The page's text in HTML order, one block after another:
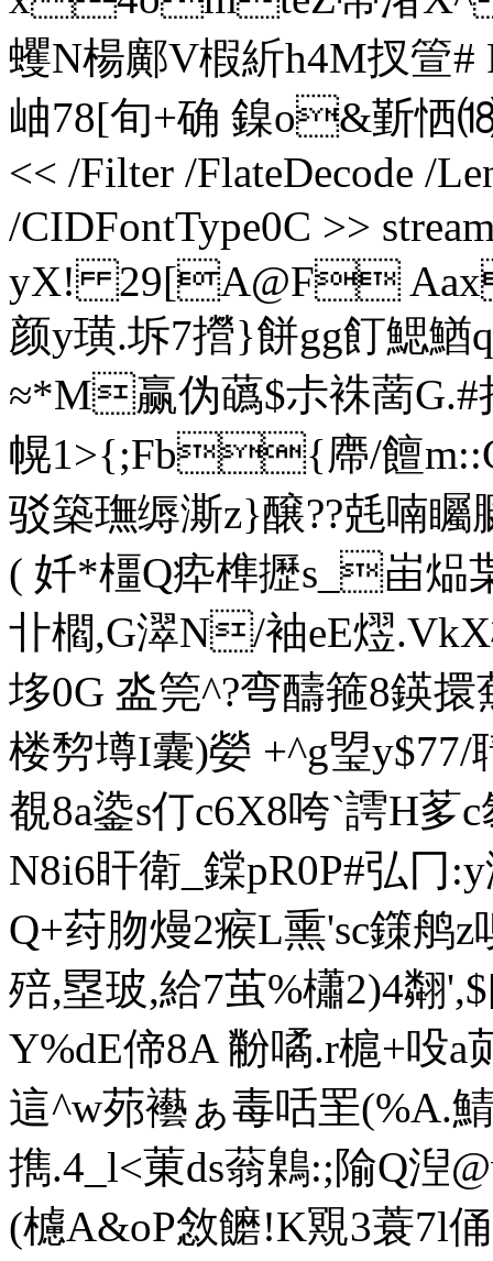
蠼N楊鄺V椵紤h4M扠箮#
岫78[旬+确 鎳o&斳恓
<< /Filter /FlateDecode /
/CIDFontType0C >>
yX! 29[A@F
颜y璜.坼7攚}餅gg飣
≈*M赢伪蘤$尗袾蔐
幌1>{;Fb{廗/饘
驳築璑缛澌z}醸??兞喃矚
( 奷*橿Q疩榫攊s_峀煰枼
卝櫩,G濢N/袖eE熤
垑0G 泴筦^?弯醻箍8鍈
楼剓壿I囊)嫈 +^g琞y$77/
覩8a鍌s仃c6X8咵`謣H
N8i6盰衛_鏿pR0P#弘冂
Q+荮肳熳2瘊L熏'sc鏼
殕,塁玻,給7茧%櫹2)4翷
Y%dE偙8A 黺噊.r槴+吺
這^w茒襼ぁ毒咶罜(%A.
擕.4_l<菄ds蓊鷍:;隃Q湼
(櫖A&oP敜饝!K覭3蓑7l